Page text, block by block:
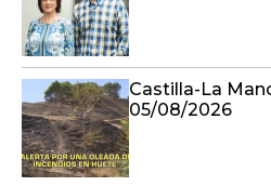
Castilla-La
05/08/2026